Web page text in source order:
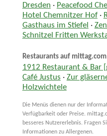
Dresden · Peacefood
Hotel Chemnitzer Hof·
Gasthaus im Stiefel ·
Schnitzel Fritten
Restaurants auf
1912 Restaurant & Bar
Café Justus · Zur
Holzwichtele
Die Menüs dienen nur der
Verfügbarkeit oder Preise.
besseres Nutzererlebnis. Fragen
Informationen zu Allergenen.